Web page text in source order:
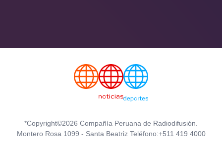
*Copyright©2026 Compañía Peruana de Radiodifusión.
Montero Rosa 1099 - Santa Beatriz Teléfono:+511 419 4000